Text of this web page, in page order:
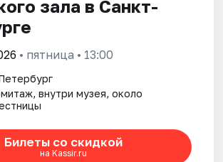
зала в Санкт-
• пятница • 13:00
внутри музея, около
Билеты со скидкой
на Kassir.ru